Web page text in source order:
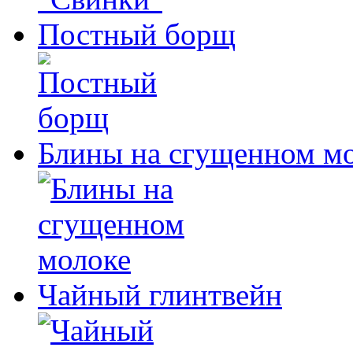
Постный борщ
Блины на сгущенном
Чайный глинтвейн